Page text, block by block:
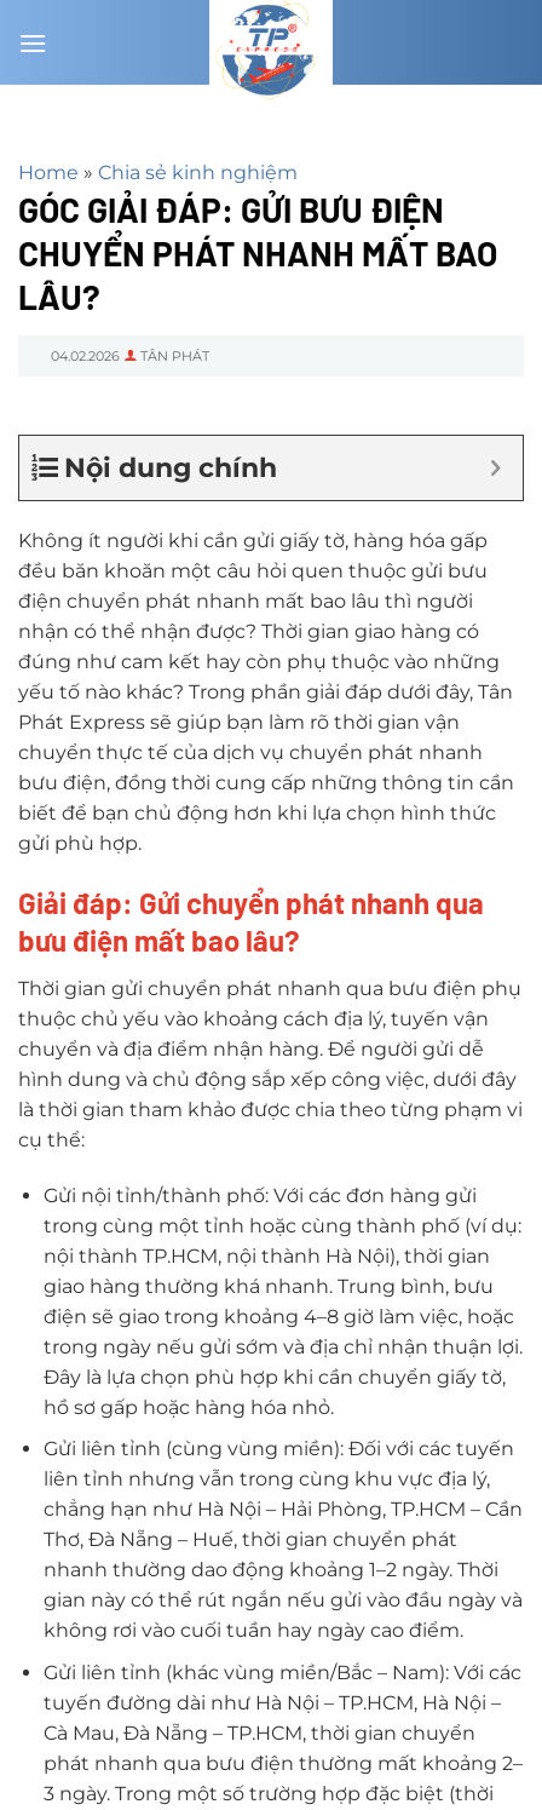
đến
Home » Chia sẻ kinh nghiệm
GÓC GIẢI ĐÁP: GỬI BƯU ĐIỆN
CHUYỂN PHÁT NHANH MẤT BAO
LÂU?
04.02.2026 TÂN PHÁT
Nội dung chính
Không ít người khi cần gửi giấy tờ, hàng hóa gấp
đều băn khoăn một câu hỏi quen thuộc gửi bưu
điện chuyển phát nhanh mất bao lâu thì người
nhận có thể nhận được? Thời gian giao hàng có
đúng như cam kết hay còn phụ thuộc vào những
yếu tố nào khác? Trong phần giải đáp dưới đây, Tân
Phát Express sẽ giúp bạn làm rõ thời gian vận
chuyển thực tế của dịch vụ chuyển phát nhanh
bưu điện, đồng thời cung cấp những thông tin cần
biết để bạn chủ động hơn khi lựa chọn hình thức
gửi phù hợp.
Giải đáp: Gửi chuyển phát nhanh qua
bưu điện mất bao lâu?
Thời gian gửi chuyển phát nhanh qua bưu điện phụ
thuộc chủ yếu vào khoảng cách địa lý, tuyến vận
chuyển và địa điểm nhận hàng. Để người gửi dễ
hình dung và chủ động sắp xếp công việc, dưới đây
là thời gian tham khảo được chia theo từng phạm vi
cụ thể:
Gửi nội tỉnh/thành phố: Với các đơn hàng gửi
trong cùng một tỉnh hoặc cùng thành phố (ví dụ:
nội thành TP.HCM, nội thành Hà Nội), thời gian
giao hàng thường khá nhanh. Trung bình, bưu
điện sẽ giao trong khoảng 4–8 giờ làm việc, hoặc
trong ngày nếu gửi sớm và địa chỉ nhận thuận lợi.
Đây là lựa chọn phù hợp khi cần chuyển giấy tờ,
hồ sơ gấp hoặc hàng hóa nhỏ.
Gửi liên tỉnh (cùng vùng miền): Đối với các tuyến
liên tỉnh nhưng vẫn trong cùng khu vực địa lý,
chẳng hạn như Hà Nội – Hải Phòng, TP.HCM – Cần
Thơ, Đà Nẵng – Huế, thời gian chuyển phát
nhanh thường dao động khoảng 1–2 ngày. Thời
gian này có thể rút ngắn nếu gửi vào đầu ngày và
không rơi vào cuối tuần hay ngày cao điểm.
Gửi liên tỉnh (khác vùng miền/Bắc – Nam): Với các
tuyến đường dài như Hà Nội – TP.HCM, Hà Nội –
Cà Mau, Đà Nẵng – TP.HCM, thời gian chuyển
phát nhanh qua bưu điện thường mất khoảng 2–
3 ngày. Trong một số trường hợp đặc biệt (thời